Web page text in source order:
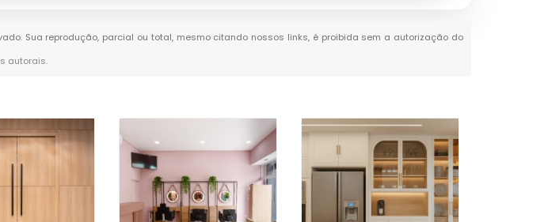
Sua reprodução, parcial ou total, mesmo citando nossos links, é proibida sem a autorização do
autorais.